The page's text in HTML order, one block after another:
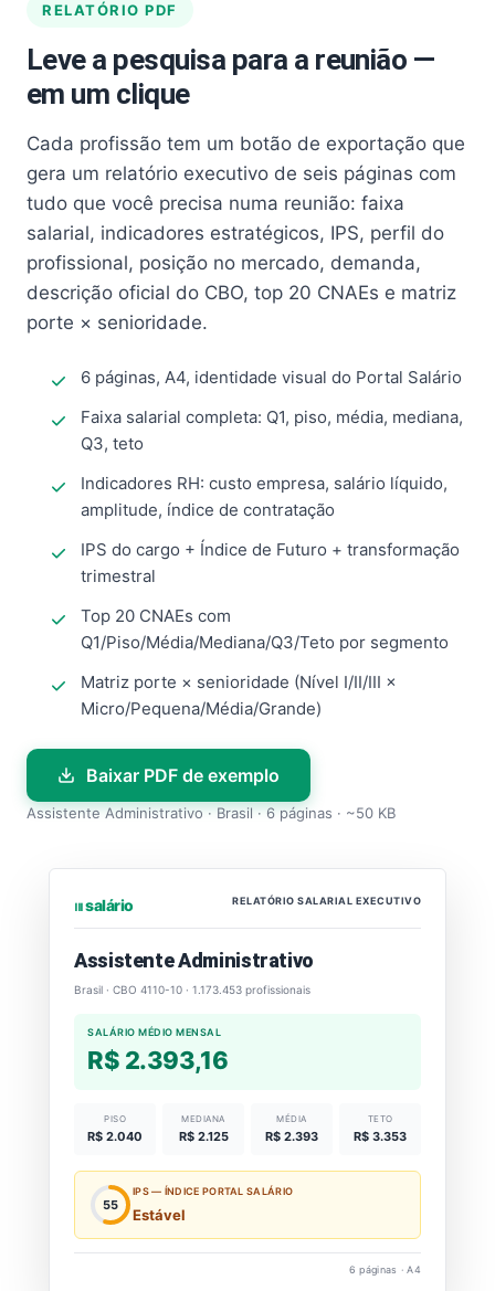
RELATÓRIO PDF
Leve a pesquisa para a reunião —
em um clique
Cada profissão tem um botão de exportação que
gera um relatório executivo de seis páginas com
tudo que você precisa numa reunião: faixa
salarial, indicadores estratégicos, IPS, perfil do
profissional, posição no mercado, demanda,
descrição oficial do CBO, top 20 CNAEs e matriz
porte × senioridade.
6 páginas, A4, identidade visual do Portal Salário
Faixa salarial completa: Q1, piso, média, mediana,
Q3, teto
Indicadores RH: custo empresa, salário líquido,
amplitude, índice de contratação
IPS do cargo + Índice de Futuro + transformação
trimestral
Top 20 CNAEs com
Q1/Piso/Média/Mediana/Q3/Teto por segmento
Matriz porte × senioridade (Nível I/II/III ×
Micro/Pequena/Média/Grande)
Baixar PDF de exemplo
Assistente Administrativo · Brasil · 6 páginas · ~50 KB
⏐⏐⏐ salário RELATÓRIO SALARIAL EXECUTIVO
Assistente Administrativo
Brasil · CBO 4110-10 · 1.173.453 profissionais
SALÁRIO MÉDIO MENSAL
R$ 2.393,16
PISO
R$ 2.040
MEDIANA
R$ 2.125
MÉDIA
R$ 2.393
TETO
R$ 3.353
55
IPS — ÍNDICE PORTAL SALÁRIO
Estável
6 páginas · A4